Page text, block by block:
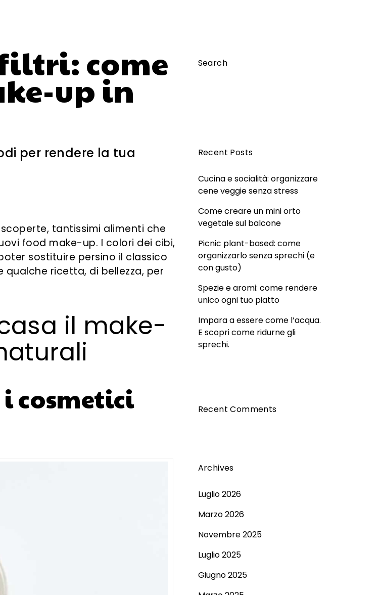
come
up in
per rendere la tua
tantissimi alimenti che
food make-up. I colori dei cibi,
sostituire persino il classico
qualche ricetta, di bellezza, per
il make-
cosmetici
Search
Recent Posts
Cucina e socialità: organizzare
cene veggie senza stress
Come creare un mini orto
vegetale sul balcone
Picnic plant-based: come
organizzarlo senza sprechi (e
con gusto)
Spezie e aromi: come rendere
unico ogni tuo piatto
Impara a essere come l’acqua.
E scopri come ridurne gli
sprechi.
Recent Comments
Archives
Luglio 2026
Marzo 2026
Novembre 2025
Luglio 2025
Giugno 2025